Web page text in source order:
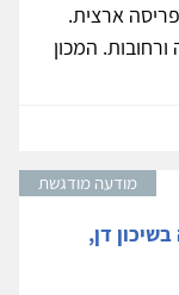
ארצית.
המכון
מודעה מודגשת
דן,